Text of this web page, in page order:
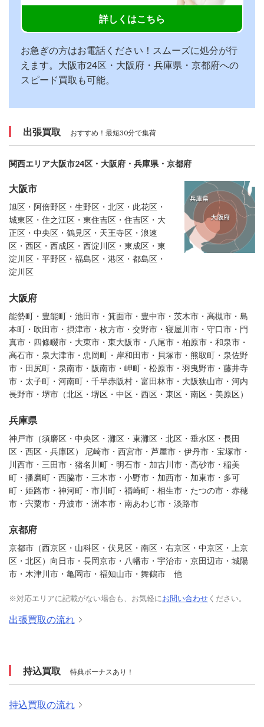
詳しくはこちら
お急ぎの方はお電話ください！スムーズに処分が行
えます。大阪市24区・大阪府・兵庫県・京都府への
スピード買取も可能。
出張買取 おすすめ！最短30分で集荷
関西エリア大阪市24区・大阪府・兵庫県・京都府
大阪市
旭区・阿倍野区・生野区・北区・此花区・
城東区・住之江区・東住吉区・住吉区・大
正区・中央区・鶴見区・天王寺区・浪速
区・西区・西成区・西淀川区・東成区・東
淀川区・平野区・福島区・港区・都島区・
淀川区
大阪府
能勢町・豊能町・池田市・箕面市・豊中市・茨木市・高槻市・島
本町・吹田市・摂津市・枚方市・交野市・寝屋川市・守口市・門
真市・四條畷市・大東市・東大阪市・八尾市・柏原市・和泉市・
高石市・泉大津市・忠岡町・岸和田市・貝塚市・熊取町・泉佐野
市・田尻町・泉南市・阪南市・岬町・松原市・羽曳野市・藤井寺
市・太子町・河南町・千早赤阪村・富田林市・大阪狭山市・河内
長野市・堺市（北区・堺区・中区・西区・東区・南区・美原区）
兵庫県
神戸市（須磨区・中央区・灘区・東灘区・北区・垂水区・長田
区・西区・兵庫区） 尼崎市・西宮市・芦屋市・伊丹市・宝塚市・
川西市・三田市・猪名川町・明石市・加古川市・高砂市・稲美
町・播磨町・西脇市・三木市・小野市・加西市・加東市・多可
町・姫路市・神河町・市川町・福崎町・相生市・たつの市・赤穂
市・宍粟市・丹波市・洲本市・南あわじ市・淡路市
京都府
京都市（西京区・山科区・伏見区・南区・右京区・中京区・上京
区・北区）向日市・長岡京市・八幡市・宇治市・京田辺市・城陽
市・木津川市・亀岡市・福知山市・舞鶴市 他
※対応エリアに記載がない場合も、お気軽にお問い合わせください。
出張買取の流れ
持込買取 特典ボーナスあり！
持込買取の流れ